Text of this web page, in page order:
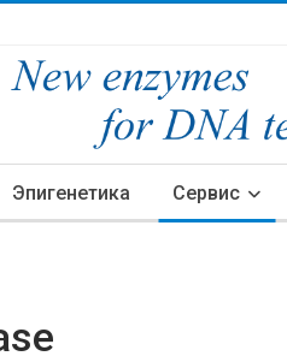
Эпигенетика Сервис